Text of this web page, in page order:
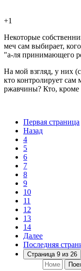
+1
Некоторые
меч сам выбирает,
"а-ля принимающего
На мой взгляд, у них
кто контролирует сам
ржавчины? Кто, кроме
Первая страница
Назад
4
5
6
7
8
9
10
11
12
13
14
Далее
Последняя
Страница 9 из 26